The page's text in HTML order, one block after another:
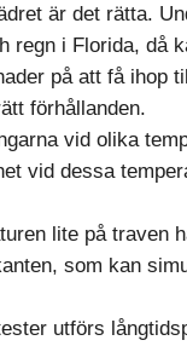
är det rätta.
regn i Florida, då
på att få ihop
förhållanden.
vid olika
vid dessa
lite på traven
som kan
utförs